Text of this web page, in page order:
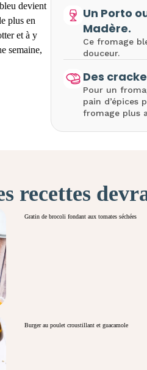
devient
plus en
et à y
semaine,
Un Porto
Madère.
Ce fromage
douceur.
Des
Pour un
pain d’épices
fromage plus
recettes
Gratin de brocoli fondant aux tomates séchées
Burger au poulet croustillant et guacamole